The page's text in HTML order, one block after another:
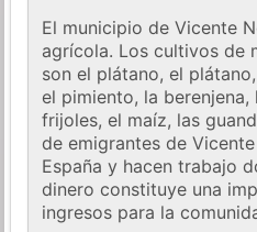
El municipio de Vicente
agrícola. Los cultivos de
son el plátano, el
el pimiento, la
frijoles, el maíz, las
de emigrantes de
España y hacen trabajo
dinero constituye una
ingresos para la